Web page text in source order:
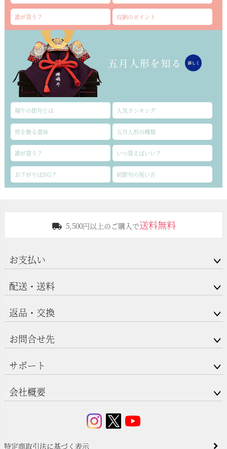
誰が買う？ 収納のポイント
端午の節句とは 人気ランキング
兜を飾る意味 五月人形の種類
誰が買う？ いつ買えばいい？
お下がりはNG？ 初節句の祝い方
5,500円以上のご購入で送料無料
お支払い
配送・送料
返品・交換
お問合せ先
サポート
会社概要
特定商取引法に基づく表示